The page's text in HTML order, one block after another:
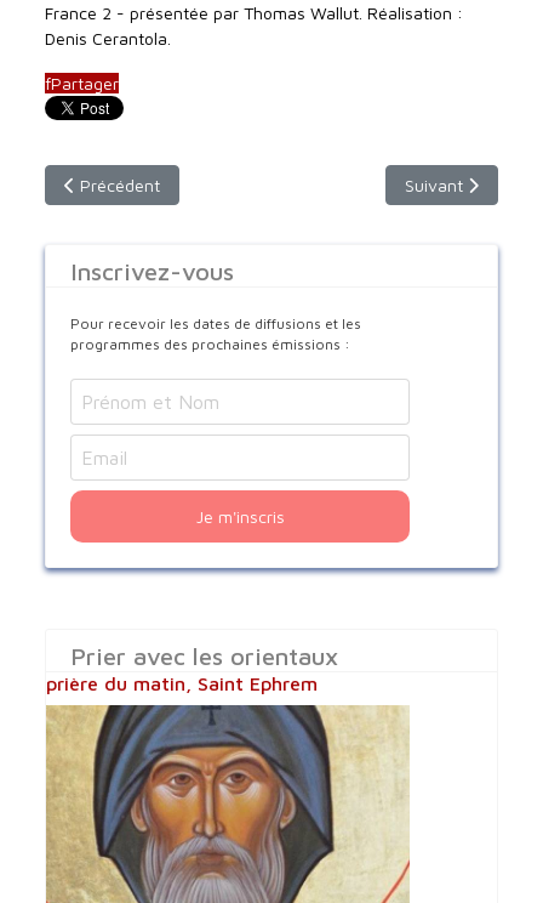
France 2 - présentée par Thomas Wallut. Réalisation :
Denis Cerantola.
fPartager
Article précédent : Dimanche 22 novembre 2020 de 8h30 à
Précédent Article suivant :
Suivant
Inscrivez-vous
Pour recevoir les dates de diffusions et les
programmes des prochaines émissions :
Je m'inscris
Prier avec les orientaux
prière du matin, Saint Ephrem